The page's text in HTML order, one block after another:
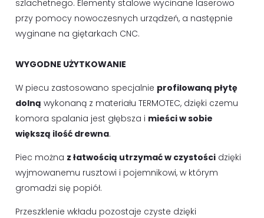
szlachetnego. Elementy stalowe wycinane laserowo
przy pomocy nowoczesnych urządzeń, a następnie
wyginane na giętarkach CNC.
WYGODNE UŻYTKOWANIE
W piecu zastosowano specjalnie profilowaną płytę
dolną wykonaną z materiału TERMOTEC, dzięki czemu
komora spalania jest głębsza i mieści w sobie
większą ilość drewna.
Piec można z łatwością utrzymać w czystości dzięki
wyjmowanemu rusztowi i pojemnikowi, w którym
gromadzi się popiół.
Przeszklenie wkładu pozostaje czyste dzięki